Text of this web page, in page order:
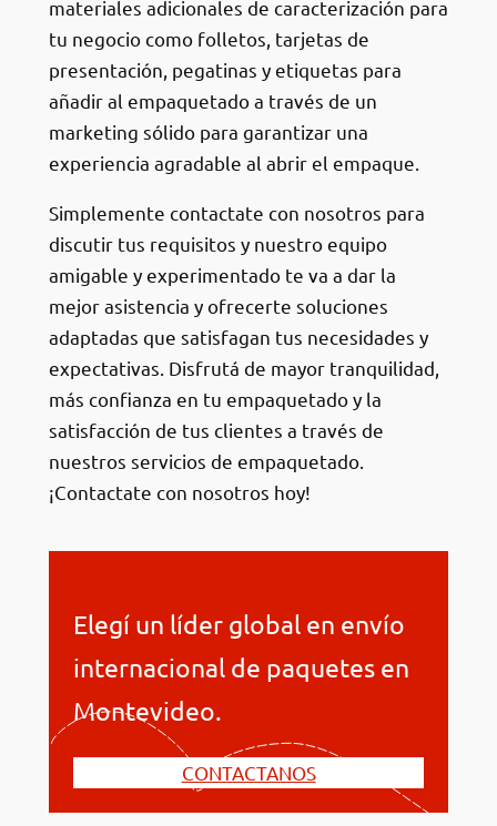
materiales adicionales de caracterización para
tu negocio como folletos, tarjetas de
presentación, pegatinas y etiquetas para
añadir al empaquetado a través de un
marketing sólido para garantizar una
experiencia agradable al abrir el empaque.
Simplemente contactate con nosotros para
discutir tus requisitos y nuestro equipo
amigable y experimentado te va a dar la
mejor asistencia y ofrecerte soluciones
adaptadas que satisfagan tus necesidades y
expectativas. Disfrutá de mayor tranquilidad,
más confianza en tu empaquetado y la
satisfacción de tus clientes a través de
nuestros servicios de empaquetado.
¡Contactate con nosotros hoy!
Elegí un líder global en envío
internacional de paquetes en
Montevideo.
CONTACTANOS